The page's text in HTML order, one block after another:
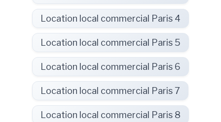
Location local commercial Paris 4
Location local commercial Paris 5
Location local commercial Paris 6
Location local commercial Paris 7
Location local commercial Paris 8